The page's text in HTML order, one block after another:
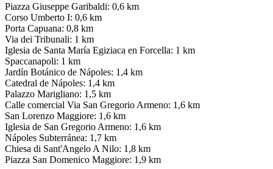
Piazza Giuseppe Garibaldi: 0,6 km
Corso Umberto I: 0,6 km
Porta Capuana: 0,8 km
Via dei Tribunali: 1 km
Iglesia de Santa María Egiziaca en Forcella: 1 km
Spaccanapoli: 1 km
Jardín Botánico de Nápoles: 1,4 km
Catedral de Nápoles: 1,4 km
Palazzo Marigliano: 1,5 km
Calle comercial Via San Gregorio Armeno: 1,6 km
San Lorenzo Maggiore: 1,6 km
Iglesia de San Gregorio Armeno: 1,6 km
Nápoles Subterránea: 1,7 km
Chiesa di Sant'Angelo A Nilo: 1,8 km
Piazza San Domenico Maggiore: 1,9 km